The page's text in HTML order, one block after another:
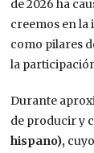
de 2026 ha
creemos en
como pilares
la
Durante
de producir y
hispano),